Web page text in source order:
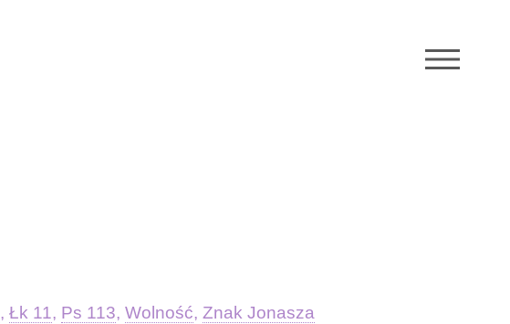
,Łk 11, Ps 113,Wolność,Znak Jonasza